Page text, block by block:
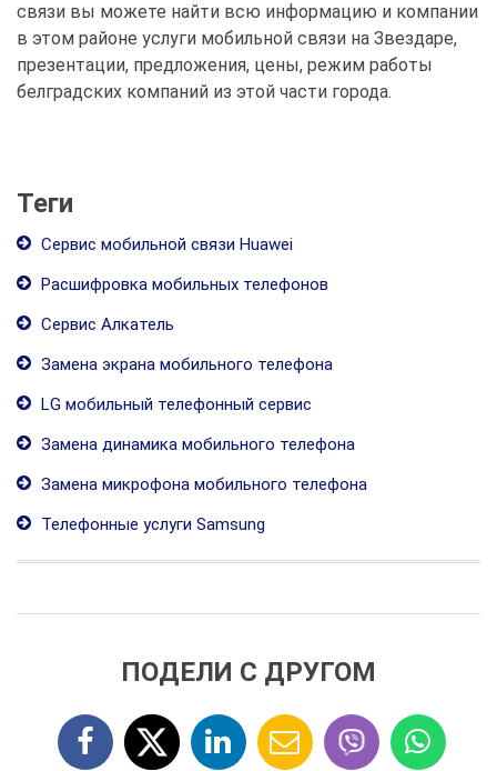
связи вы можете найти всю информацию и компании
в этом районе услуги мобильной связи на Звездаре,
презентации, предложения, цены, режим работы
белградских компаний из этой части города.
Теги
Сервис мобильной связи Huawei
Расшифровка мобильных телефонов
Сервис Алкатель
Замена экрана мобильного телефона
LG мобильный телефонный сервис
Замена динамика мобильного телефона
Замена микрофона мобильного телефона
Телефонные услуги Samsung
ПОДЕЛИ С ДРУГОМ